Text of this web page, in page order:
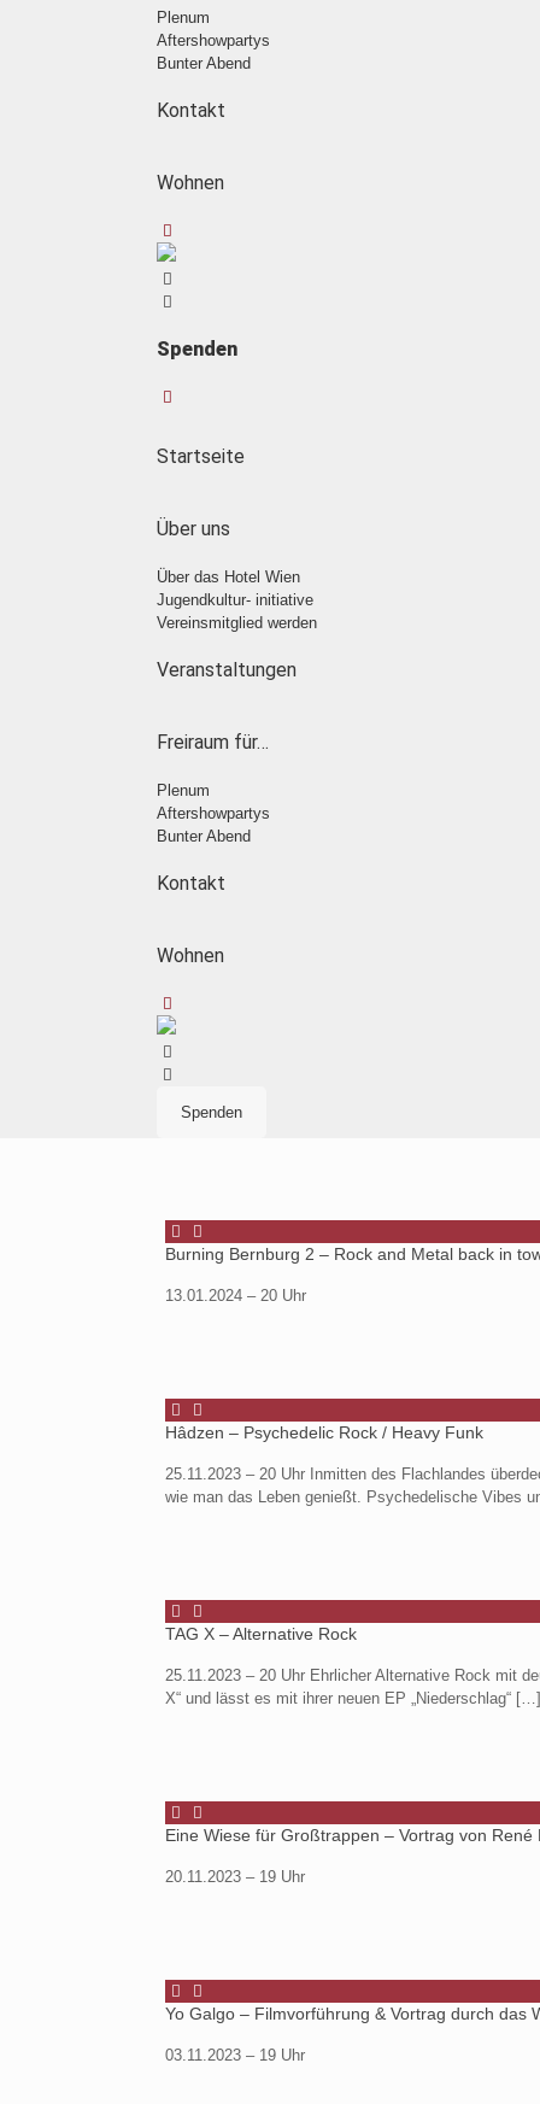
Plenum
Aftershowpartys
Bunter Abend
Kontakt
Wohnen
Spenden
Startseite
Über uns
Über das Hotel Wien
Jugendkultur- initiative
Vereinsmitglied werden
Veranstaltungen
Freiraum für…
Plenum
Aftershowpartys
Bunter Abend
Kontakt
Wohnen
Spenden
Burning Bernburg 2 – Rock and Metal back in
13.01.2024 – 20 Uhr
Hâdzen – Psychedelic Rock / Heavy Funk
25.11.2023 – 20 Uhr Inmitten des Flachlandes
wie man das Leben genießt. Psychedelische Vibes
TAG X – Alternative Rock
25.11.2023 – 20 Uhr Ehrlicher Alternative Rock mit
X“ und lässt es mit ihrer neuen EP „Niederschlag“ […]
Eine Wiese für Großtrappen – Vortrag von
20.11.2023 – 19 Uhr
Yo Galgo – Filmvorführung & Vortrag durch das
03.11.2023 – 19 Uhr